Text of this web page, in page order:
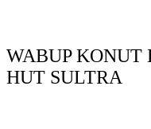
WABUP KONUT
HUT SULTRA